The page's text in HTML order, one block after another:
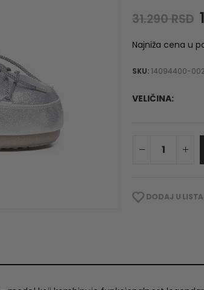
31.290RSD
Najniža cena u
SKU: 14094400-002
VELIČINA
DODAJ U LISTA